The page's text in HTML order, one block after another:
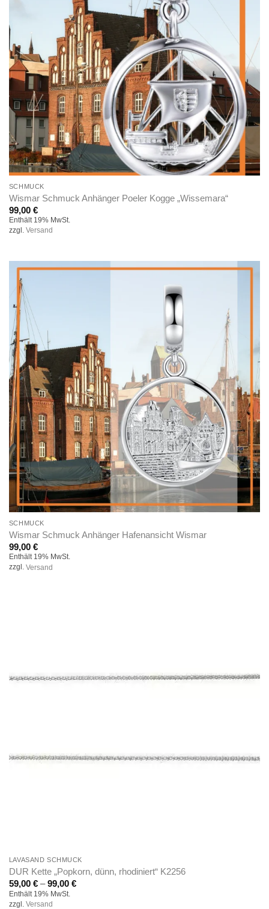
SCHMUCK
Wismar Schmuck Anhänger Poeler Kogge „Wissemara“
99,00 €
Enthält 19% MwSt.
zzgl. Versand
SCHMUCK
Wismar Schmuck Anhänger Hafenansicht Wismar
99,00 €
Enthält 19% MwSt.
zzgl. Versand
LAVASAND SCHMUCK
DUR Kette „Popkorn, dünn, rhodiniert“ K2256
59,00 € –99,00 €Preisspanne:
Enthält 19% MwSt.
zzgl. Versand